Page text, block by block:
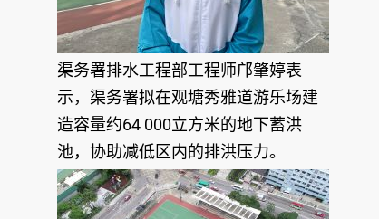
渠务署排水工程部工程师邝肇婷表
示，渠务署拟在观塘秀雅道游乐场建
造容量约64 000立方米的地下蓄洪
池，协助减低区内的排洪压力。